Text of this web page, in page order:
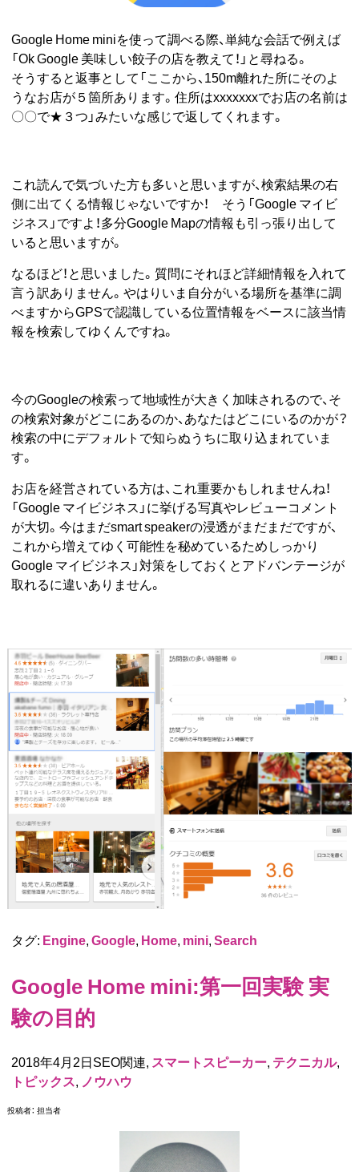
Google Home miniを使って調べる際、単純な会話で例えば
「Ok Google 美味しい餃子の店を教えて！」と尋ねる。
そうすると返事として「ここから、150m離れた所にそのよ
うなお店が５箇所あります。住所はxxxxxxxでお店の名前は
〇〇で★３つ」みたいな感じで返してくれます。
これ読んで気づいた方も多いと思いますが、検索結果の右
側に出てくる情報じゃないですか！ そう「Google マイビ
ジネス」ですよ！多分Google Mapの情報も引っ張り出して
いると思いますが。
なるほど！と思いました。質問にそれほど詳細情報を入れて
言う訳ありません。やはりいま自分がいる場所を基準に調
べますからGPSで認識している位置情報をベースに該当情
報を検索してゆくんですね。
今のGoogleの検索って地域性が大きく加味されるので、そ
の検索対象がどこにあるのか、あなたはどこにいるのかが？
検索の中にデフォルトで知らぬうちに取り込まれていま
す。
お店を経営されている方は、これ重要かもしれませんね！
「Google マイビジネス」に挙げる写真やレビューコメント
が大切。今はまだsmart speakerの浸透がまだまだですが、
これから増えてゆく可能性を秘めているためしっかり
Google マイビジネス」対策をしておくとアドバンテージが
取れるに違いありません。
タグ: Engine,Google, Home, mini,Search
Google Home mini:第一回実験 実
験の目的
2018年4月2日SEO関連, スマートスピーカー, テクニカル,
トピックス, ノウハウ
投稿者： 担当者